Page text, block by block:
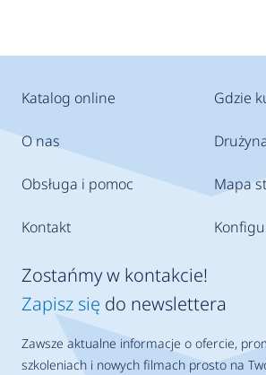
Katalog online
O nas
Obsługa i pomoc
Kontakt
Gdzie
Mapa
Zostańmy w kontakcie!
Zapisz się do newslettera
Zawsze aktualne informacje o ofercie,
szkoleniach i nowych filmach prosto na